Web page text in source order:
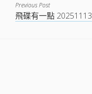
Previous Post
飛碟有一點 20251113